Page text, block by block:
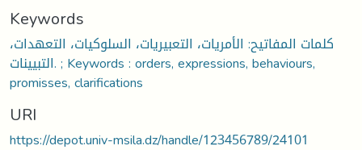
Keywords
كلمات المفاتيح: الأمريات، التعبيريات، السلوكيات، التعهدات،
التبيينات. ; Keywords : orders, expressions, behaviours,
promisses, clarifications
URI
https://depot.univ-msila.dz/handle/123456789/24101